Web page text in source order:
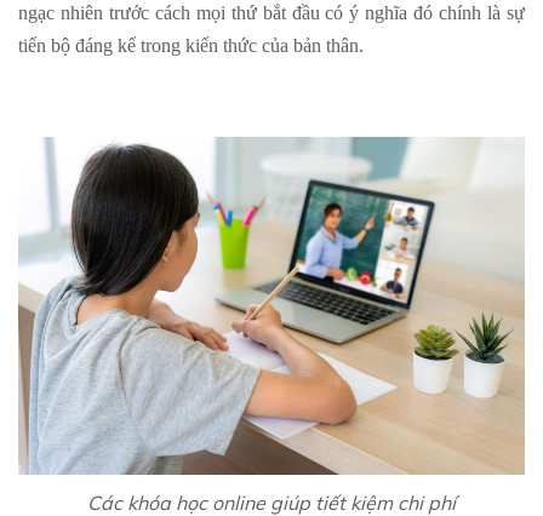
ngạc nhiên trước cách mọi thứ bắt đầu có ý nghĩa đó chính là sự
tiến bộ đáng kể trong kiến thức của bản thân.
Các khóa học online giúp tiết kiệm chi phí​